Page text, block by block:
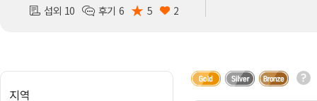
섭외 10 후기 6 ★ 5 2
지역